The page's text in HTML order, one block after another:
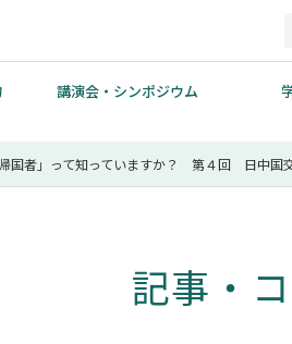
講演会・シンポジウム
帰国者」って知っていますか？ 第４回 日中国
記事・